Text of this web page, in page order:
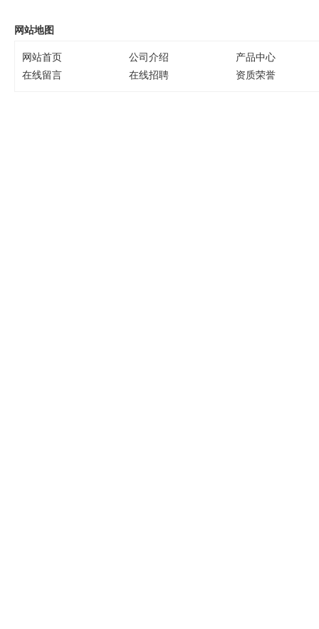
网站地图
网站首页 公司介绍
产品中心
在线留言
在线招聘 资质荣誉